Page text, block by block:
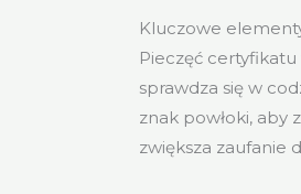
Kluczowe
Pieczęć
sprawdza się w
znak powłoki, aby
zwiększa zaufanie